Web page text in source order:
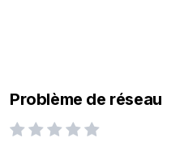
Problème de réseau